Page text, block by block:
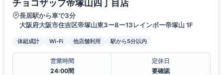
チョコザップ帝塚山四丁目店
長居駅から車で3分
大阪府大阪市住吉区帝塚山東3ー8ー13レインボー帝塚山 1F
体組成計 Wi-Fi 他店舗利用 駅から5分以内
営業時間
24:00間
定休日
要確認